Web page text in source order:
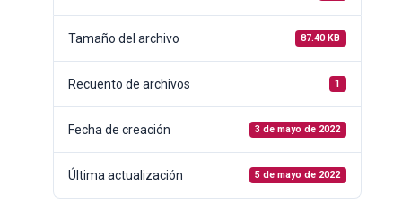
Tamaño del archivo 87.40 KB
Recuento de archivos 1
Fecha de creación 3 de mayo de 2022
Última actualización 5 de mayo de 2022